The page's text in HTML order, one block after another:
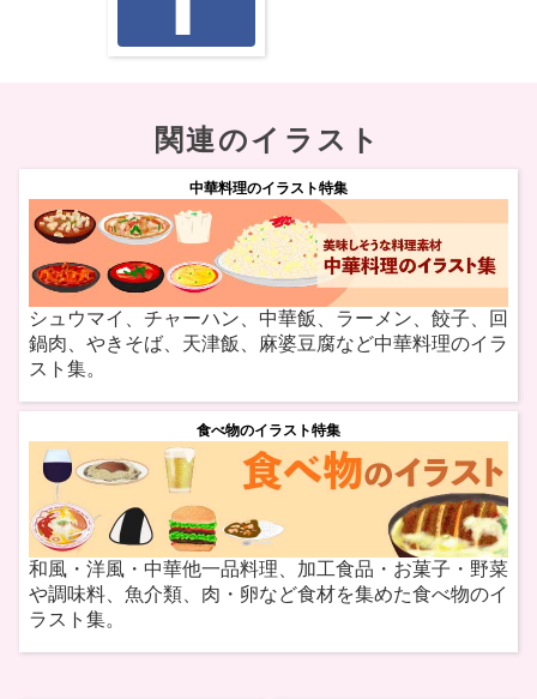
関連のイラスト
中華料理のイラスト特集
シュウマイ、チャーハン、中華飯、ラーメン、餃子、回
鍋肉、やきそば、天津飯、麻婆豆腐など中華料理のイラ
スト集。
食べ物のイラスト特集
和風・洋風・中華他一品料理、加工食品・お菓子・野菜
や調味料、魚介類、肉・卵など食材を集めた食べ物のイ
ラスト集。